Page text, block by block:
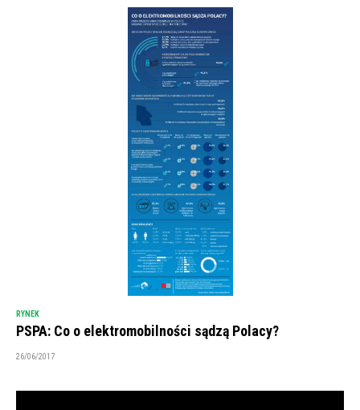
RYNEK
PSPA: Co o elektromobilności sądzą Polacy?
26/06/2017